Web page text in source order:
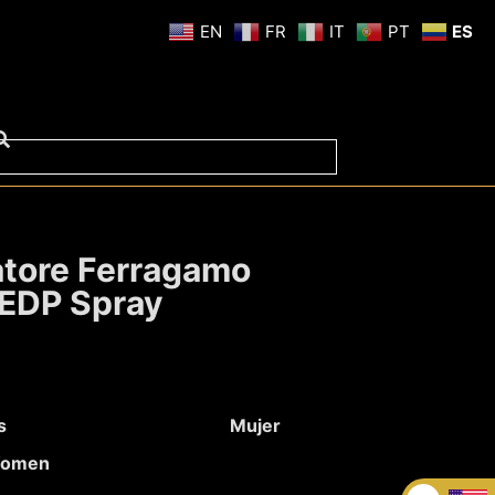
Ferragamo
Spray
Mujer
EN FR IT PT ES